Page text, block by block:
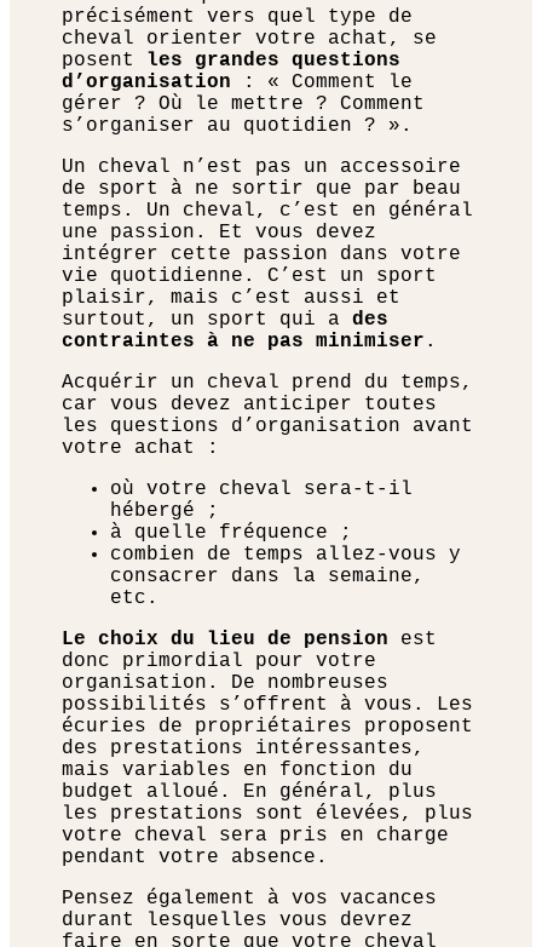
précisément vers quel type de
cheval orienter votre achat, se
posent les grandes questions
d’organisation : « Comment le
gérer ? Où le mettre ? Comment
s’organiser au quotidien ? ».
Un cheval n’est pas un accessoire
de sport à ne sortir que par beau
temps. Un cheval, c’est en général
une passion. Et vous devez
intégrer cette passion dans votre
vie quotidienne. C’est un sport
plaisir, mais c’est aussi et
surtout, un sport qui ades
contraintes à ne pas minimiser .
Acquérir un cheval prend du temps,
car vous devez anticiper toutes
les questions d’organisation avant
votre achat :
où votre cheval sera-t-il
hébergé ;
à quelle fréquence ;
combien de temps allez-vous y
consacrer dans la semaine,
etc.
Le choix du lieu de pension est
donc primordial pour votre
organisation. De nombreuses
possibilités s’offrent à vous. Les
écuries de propriétaires proposent
des prestations intéressantes,
mais variables en fonction du
budget alloué. En général, plus
les prestations sont élevées, plus
votre cheval sera pris en charge
pendant votre absence.
Pensez également à vos vacances
durant lesquelles vous devrez
faire en sorte que votre cheval